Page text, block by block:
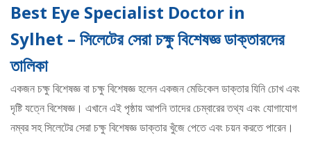
Best Eye Specialist Doctor in
Sylhet – সিলেটের সেরা চক্ষু বিশেষজ্ঞ ডাক্তারদের
তালিকা
একজন চক্ষু বিশেষজ্ঞ বা চক্ষু বিশেষজ্ঞ হলেন একজন মেডিকেল ডাক্তার যিনি চোখ এবং
দৃষ্টি যত্নে বিশেষজ্ঞ। এখানে এই পৃষ্ঠায় আপনি তাদের চেম্বারের তথ্য এবং যোগাযোগ
নম্বর সহ সিলেটের সেরা চক্ষু বিশেষজ্ঞ ডাক্তার খুঁজে পেতে এবং চয়ন করতে পারেন।